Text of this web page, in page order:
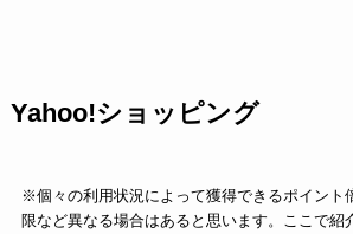
Yahoo!ショッピング
※個々の利用状況によって獲得できるポイント
限など異なる場合はあると思います。ここで紹